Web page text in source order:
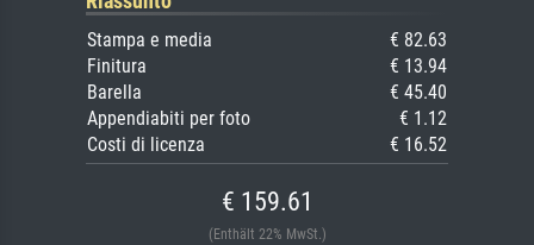
Stampa e media
€ 82.63
Finitura
€ 13.94
Barella
€ 45.40
Appendiabiti per foto
€ 1.12
Costi di licenza
€ 16.52
€ 159.61
(Enthält 22% MwSt.)